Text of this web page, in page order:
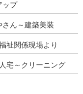
ップ
ん～建築美装
祉関係現場より
宅～クリーニング